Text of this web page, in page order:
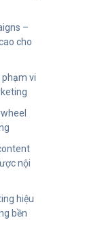
–
cho
phạm vi
nội
hiệu
bền